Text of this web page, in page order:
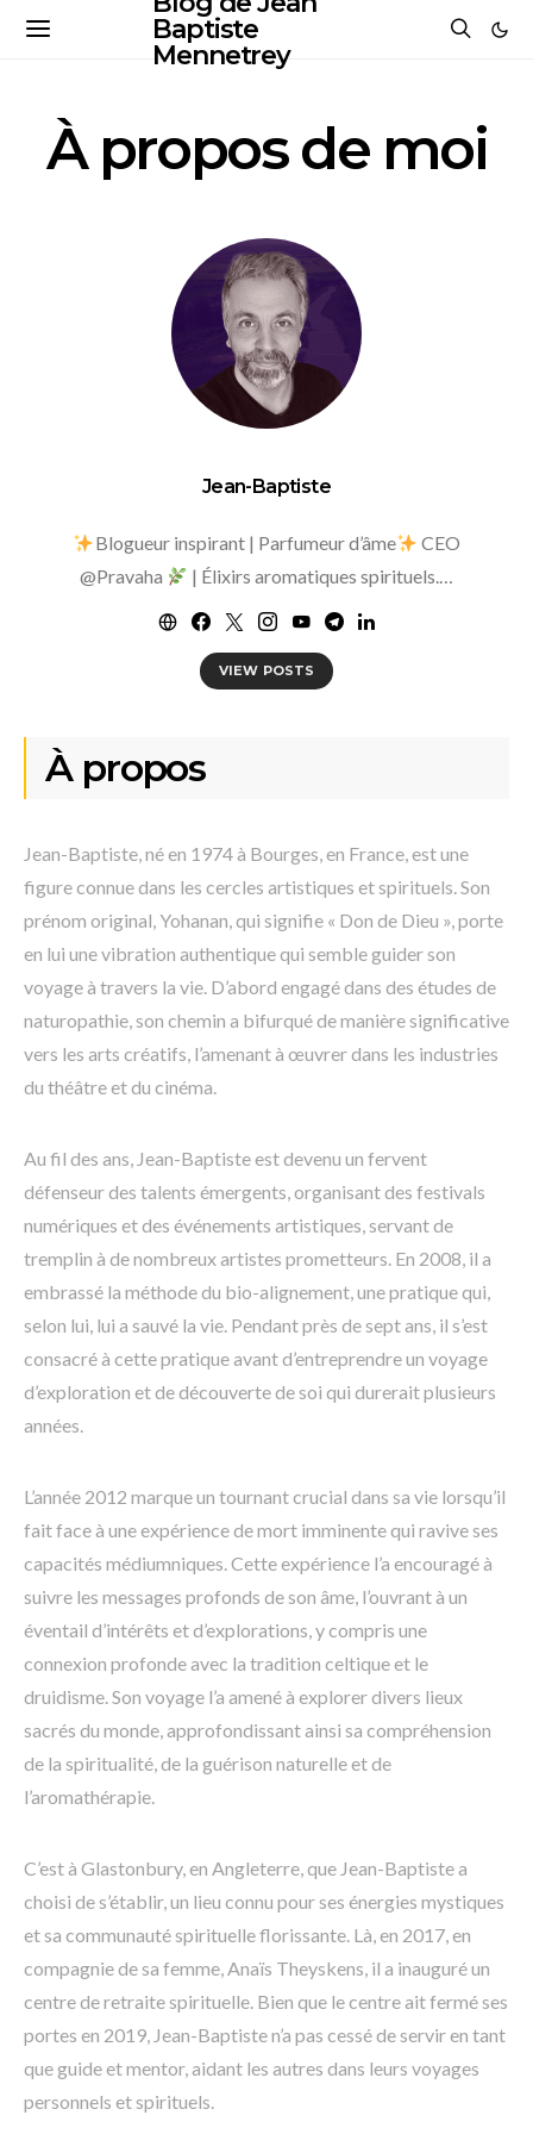
Baptiste
Mennetrey
À propos de moi
Jean-Baptiste
Blogueur inspirant | Parfumeur d’âme
CEO
@Pravaha
| Élixirs aromatiques spirituels.…
VIEW POSTS
À propos
Jean-Baptiste, né en 1974 à Bourges, en France, est une
figure connue dans les cercles artistiques et spirituels. Son
prénom original, Yohanan, qui signifie « Don de Dieu », porte
en lui une vibration authentique qui semble guider son
voyage à travers la vie. D’abord engagé dans des études de
naturopathie, son chemin a bifurqué de manière significative
vers les arts créatifs, l’amenant à œuvrer dans les industries
du théâtre et du cinéma.
Au fil des ans, Jean-Baptiste est devenu un fervent
défenseur des talents émergents, organisant des festivals
numériques et des événements artistiques, servant de
tremplin à de nombreux artistes prometteurs. En 2008, il a
embrassé la méthode du bio-alignement, une pratique qui,
selon lui, lui a sauvé la vie. Pendant près de sept ans, il s’est
consacré à cette pratique avant d’entreprendre un voyage
d’exploration et de découverte de soi qui durerait plusieurs
années.
L’année 2012 marque un tournant crucial dans sa vie lorsqu’il
fait face à une expérience de mort imminente qui ravive ses
capacités médiumniques. Cette expérience l’a encouragé à
suivre les messages profonds de son âme, l’ouvrant à un
éventail d’intérêts et d’explorations, y compris une
connexion profonde avec la tradition celtique et le
druidisme. Son voyage l’a amené à explorer divers lieux
sacrés du monde, approfondissant ainsi sa compréhension
de la spiritualité, de la guérison naturelle et de
l’aromathérapie.
C’est à Glastonbury, en Angleterre, que Jean-Baptiste a
choisi de s’établir, un lieu connu pour ses énergies mystiques
et sa communauté spirituelle florissante. Là, en 2017, en
compagnie de sa femme, Anaïs Theyskens, il a inauguré un
centre de retraite spirituelle. Bien que le centre ait fermé ses
portes en 2019, Jean-Baptiste n’a pas cessé de servir en tant
que guide et mentor, aidant les autres dans leurs voyages
personnels et spirituels.